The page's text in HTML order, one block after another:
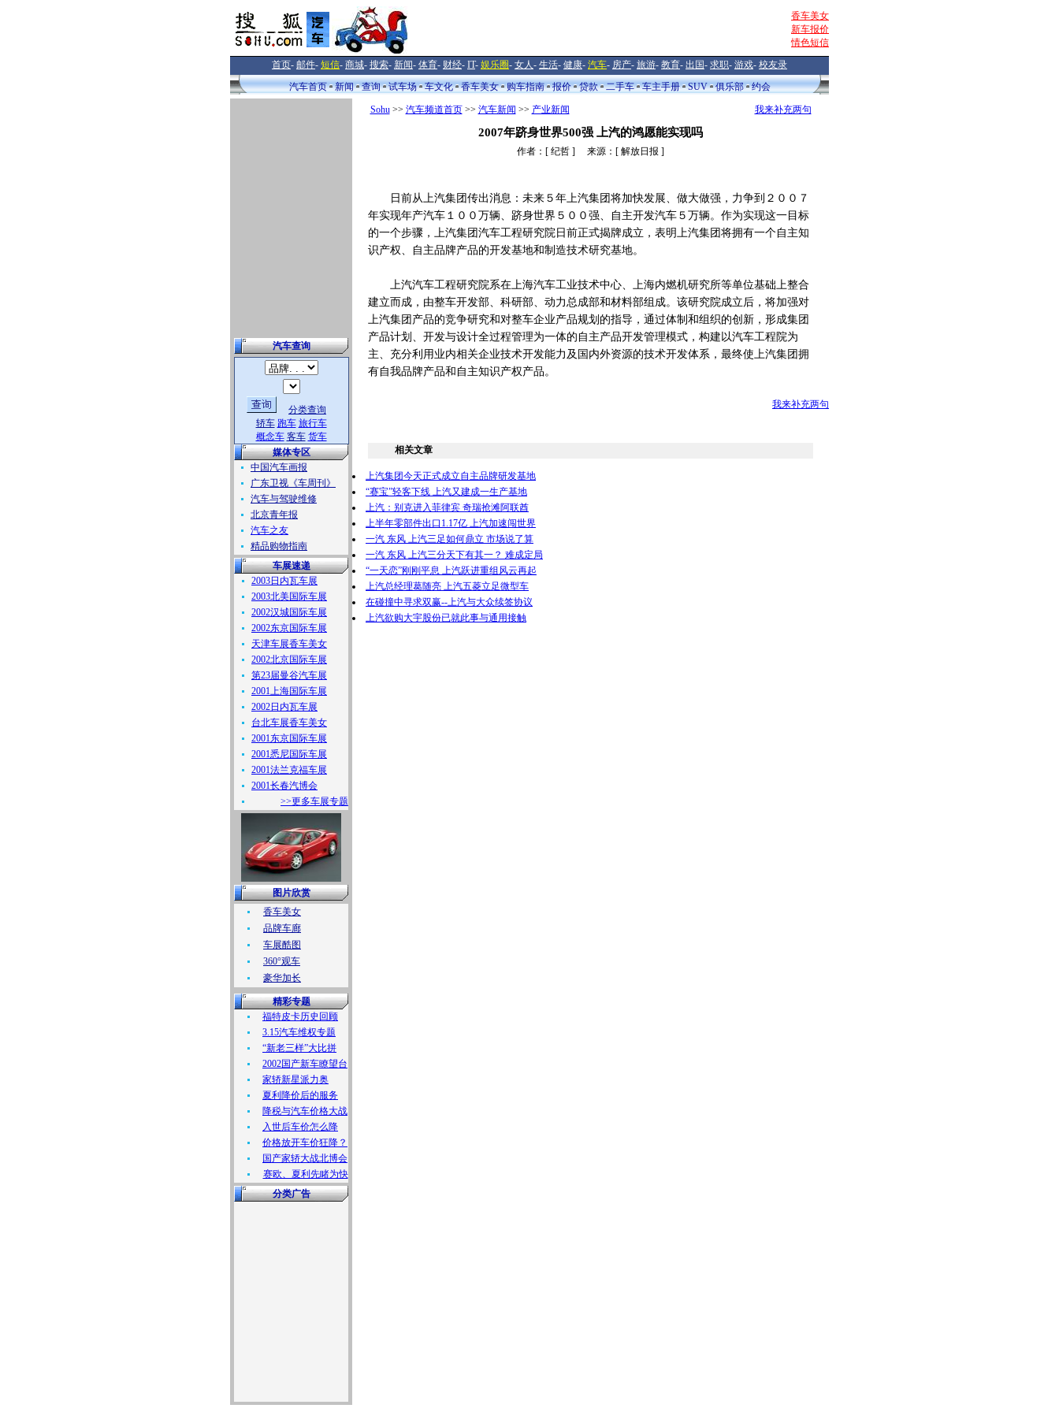
香车美女
新车报价
情色短信
首页- 邮件- 短信- 商城- 搜索- 新闻- 体育- 财经- IT- 娱乐圈- 女人- 生活- 健康- 汽车- 房产- 旅游- 教育- 出国- 求职- 游戏- 校友录
汽车首页
新闻 查询 试车场 车文化 香车美女 购车指南 报价 贷款 二手车 车主手册 SUV 俱乐部 约会
汽车查询
分类查询
轿车 跑车 旅行车
概念车 客车 货车
媒体专区
中国汽车画报
广东卫视《车周刊》
汽车与驾驶维修
北京青年报
汽车之友
精品购物指南
车展速递
2003日内瓦车展
2003北美国际车展
2002汉城国际车展
2002东京国际车展
天津车展香车美女
2002北京国际车展
第23届曼谷汽车展
2001上海国际车展
2002日内瓦车展
台北车展香车美女
2001东京国际车展
2001悉尼国际车展
2001法兰克福车展
2001长春汽博会
>>更多车展专题
图片欣赏
香车美女
品牌车廊
车展酷图
360°观车
豪华加长
精彩专题
福特皮卡历史回顾
3.15汽车维权专题
“新老三样”大比拼
2002国产新车瞭望台
家轿新星派力奥
夏利降价后的服务
降税与汽车价格大战
入世后车价怎么降
价格放开车价狂降？
国产家轿大战北博会
赛欧、夏利先睹为快
分类广告
Sohu>> 汽车频道首页>> 汽车新闻 >> 产业新闻 我来补充两句
2007年跻身世界500强 上汽的鸿愿能实现吗
作者：[ 纪哲 ] 来源：[ 解放日报 ]
日前从上汽集团传出消息：未来５年上汽集团将加快发展、做大做强，力争到２００７
年实现年产汽车１００万辆、跻身世界５００强、自主开发汽车５万辆。作为实现这一目标
的一个步骤，上汽集团汽车工程研究院日前正式揭牌成立，表明上汽集团将拥有一个自主知
识产权、自主品牌产品的开发基地和制造技术研究基地。
上汽汽车工程研究院系在上海汽车工业技术中心、上海内燃机研究所等单位基础上整合
建立而成，由整车开发部、科研部、动力总成部和材料部组成。该研究院成立后，将加强对
上汽集团产品的竞争研究和对整车企业产品规划的指导，通过体制和组织的创新，形成集团
产品计划、开发与设计全过程管理为一体的自主产品开发管理模式，构建以汽车工程院为
主、充分利用业内相关企业技术开发能力及国内外资源的技术开发体系，最终使上汽集团拥
有自我品牌产品和自主知识产权产品。
我来补充两句
相关文章
上汽集团今天正式成立自主品牌研发基地
“赛宝”轻客下线 上汽又建成一生产基地
上汽：别克进入菲律宾 奇瑞抢滩阿联酋
上半年零部件出口1.17亿 上汽加速闯世界
一汽 东风 上汽三足如何鼎立 市场说了算
一汽 东风 上汽三分天下有其一？ 难成定局
“一天恋”刚刚平息 上汽跃进重组风云再起
上汽总经理葛随亮 上汽五菱立足微型车
在碰撞中寻求双赢--上汽与大众续签协议
上汽欲购大宇股份已就此事与通用接触